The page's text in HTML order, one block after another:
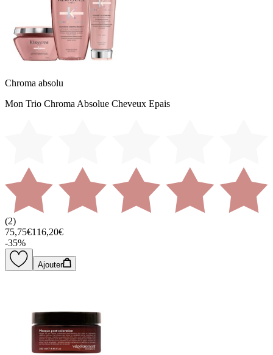
Chroma absolu
Mon Trio Chroma Absolue Cheveux Epais
(2)
75,75€116,20€
-35%
Ajouter